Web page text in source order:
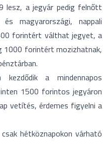
lesz, a jegyár pedig felnőtt
magyarországi, nappali
forintért válthat jegyet, a
1000 forintért mozizhatnak,
kezdődik a mindennapos
1500 forintos jegyáron
vetítés, érdemes figyelni a
hétköznapokon várható